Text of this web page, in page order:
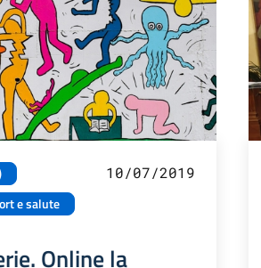
e salute
10/07/2019
Online la